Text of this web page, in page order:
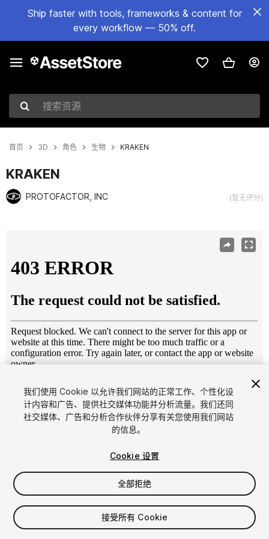
Ship faster with tools, frameworks & content for
every workflow — 50% off.
搜索资源
首页 3D 角色 生物 KRAKEN
KRAKEN
PROTOFACTOR, INC (暂无评分)
1/3
$34.99
增值税将在结算时计算
我们使用 Cookie 以允许我们网站的正常工作、个性化设
计内容和广告、提供社交媒体功能并分析流量。我们还同
社交媒体、广告和分析合作伙伴分享有关您使用我们网站
的信息。
Cookie 设置
全部拒绝
接受所有 Cookie